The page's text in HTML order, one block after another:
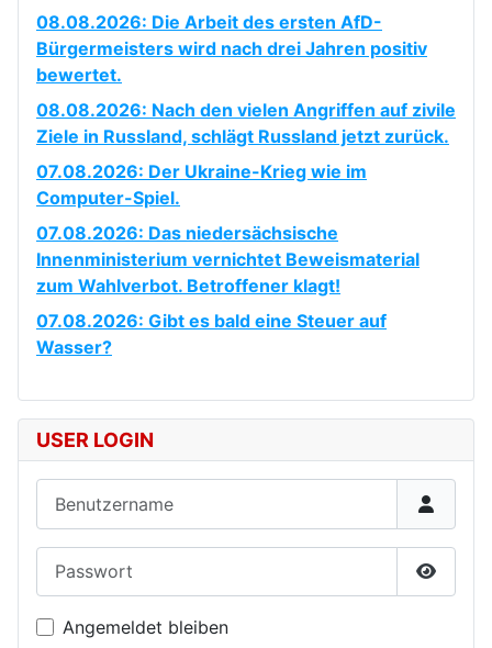
08.08.2026: Die Arbeit des ersten AfD-
Bürgermeisters wird nach drei Jahren positiv
bewertet.
08.08.2026: Nach den vielen Angriffen auf zivile
Ziele in Russland, schlägt Russland jetzt zurück.
07.08.2026: Der Ukraine-Krieg wie im
Computer-Spiel.
07.08.2026: Das niedersächsische
Innenministerium vernichtet Beweismaterial
zum Wahlverbot. Betroffener klagt!
07.08.2026: Gibt es bald eine Steuer auf
Wasser?
USER LOGIN
Angemeldet bleiben